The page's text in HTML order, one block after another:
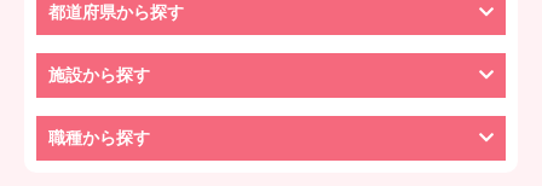
都道府県から探す
施設から探す
職種から探す